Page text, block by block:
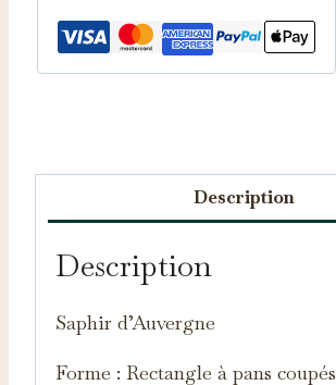
Description
Description
Saphir d’Auvergne
Forme : Rectangle à pans coupés